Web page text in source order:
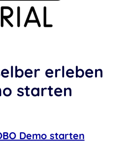
erleben
starten
Demo starten